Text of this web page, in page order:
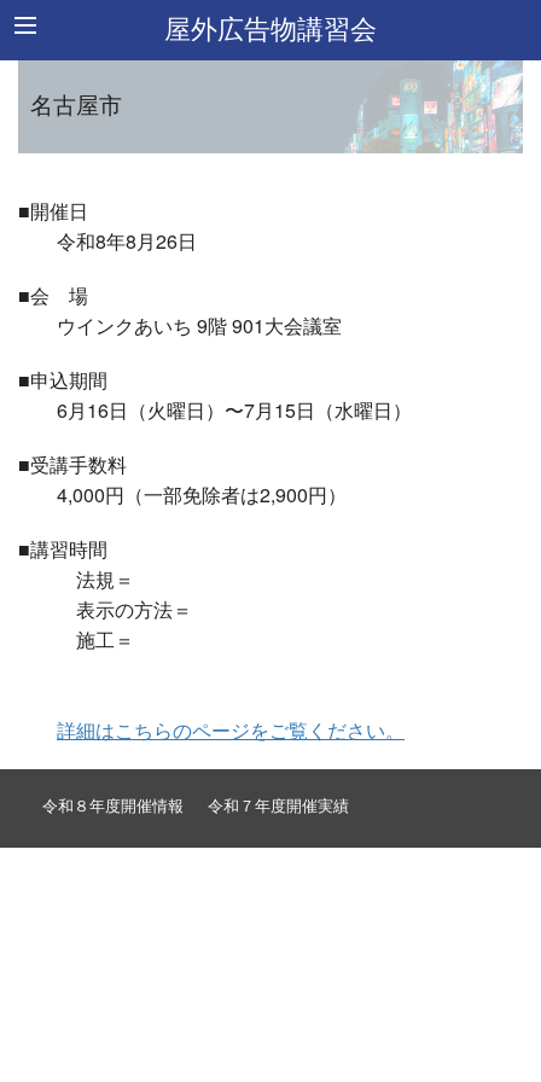
屋外広告物講習会
名古屋市
■開催日
令和8年8月26日
■会 場
ウインクあいち 9階 901大会議室
■申込期間
6月16日（火曜日）〜7月15日（水曜日）
■受講手数料
4,000円（一部免除者は2,900円）
■講習時間
法規＝
表示の方法＝
施工＝
詳細はこちらのページをご覧ください。
令和８年度開催情報 令和７年度開催実績